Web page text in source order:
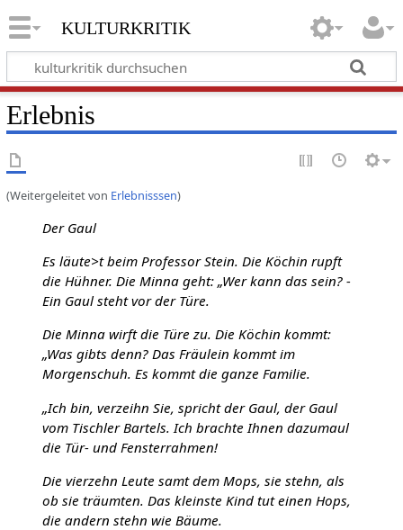
kulturkritik
Erlebnis
(Weitergeleitet von Erlebnisssen)
Der Gaul
Es läute>t beim Professor Stein. Die Köchin rupft
die Hühner. Die Minna geht: „Wer kann das sein? -
Ein Gaul steht vor der Türe.
Die Minna wirft die Türe zu. Die Köchin kommt:
„Was gibts denn? Das Fräulein kommt im
Morgenschuh. Es kommt die ganze Familie.
„Ich bin, verzeihn Sie, spricht der Gaul, der Gaul
vom Tischler Bartels. Ich brachte Ihnen dazumaul
die Tür- und Fensterrahmen!
Die vierzehn Leute samt dem Mops, sie stehn, als
ob sie träumten. Das kleinste Kind tut einen Hops,
die andern stehn wie Bäume.